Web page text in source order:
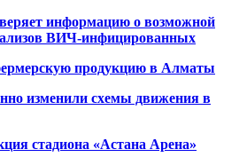
информацию о возможной
ВИЧ-инфицированных
продукцию в Алматы
изменили схемы движения в
стадиона «Астана Арена»